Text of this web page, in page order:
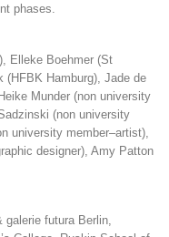
phases.
Elleke Boehmer (St
(HFBK Hamburg), Jade de
Munder (non university
(non university
university member–artist),
designer), Amy Patton
futura Berlin,